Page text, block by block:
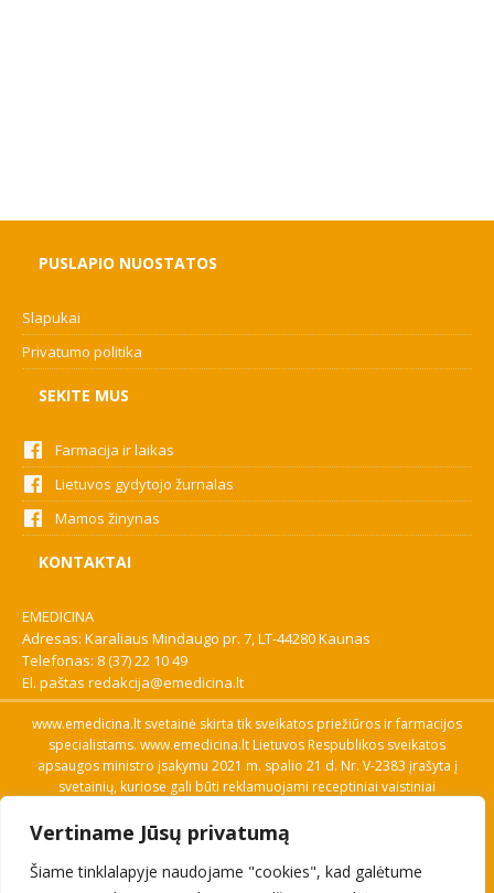
Vertiname Jūsų privatumą
Šiame tinklalapyje naudojame "cookies", kad galėtume
PUSLAPIO NUOSTATOS
Slapukai
Privatumo politika
SEKITE MUS
Farmacija ir laikas
Lietuvos gydytojo žurnalas
Mamos žinynas
KONTAKTAI
EMEDICINA
Adresas: Karaliaus Mindaugo pr. 7, LT-44280 Kaunas
Telefonas: 8 (37) 22 10 49
El. paštas redakcija@emedicina.lt
www.emedicina.lt svetainė skirta tik sveikatos priežiūros ir farmacijos
specialistams. www.emedicina.lt Lietuvos Respublikos sveikatos
apsaugos ministro įsakymu 2021 m. spalio 21 d. Nr. V-2383 įrašyta į
svetainių, kuriose gali būti reklamuojami receptiniai vaistiniai
savo profesinę kvalifikaciją. Naudingos nuorodos: Vaistų ir medicinos
pagalbos priemonių kainų paieška, VVKT tinklalapis, Sveikatos
priežiūros ar farmacijos specialisto pranešimo apie įtariamą